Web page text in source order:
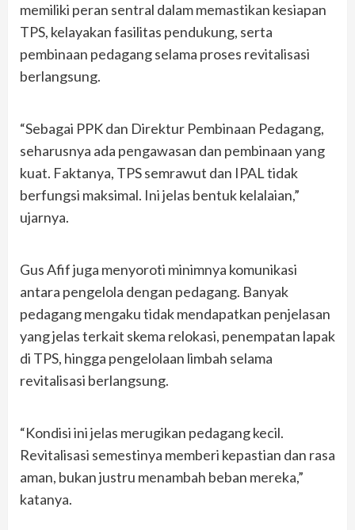
memiliki peran sentral dalam memastikan kesiapan
TPS, kelayakan fasilitas pendukung, serta
pembinaan pedagang selama proses revitalisasi
berlangsung.
“Sebagai PPK dan Direktur Pembinaan Pedagang,
seharusnya ada pengawasan dan pembinaan yang
kuat. Faktanya, TPS semrawut dan IPAL tidak
berfungsi maksimal. Ini jelas bentuk kelalaian,”
ujarnya.
Gus Afif juga menyoroti minimnya komunikasi
antara pengelola dengan pedagang. Banyak
pedagang mengaku tidak mendapatkan penjelasan
yang jelas terkait skema relokasi, penempatan lapak
di TPS, hingga pengelolaan limbah selama
revitalisasi berlangsung.
“Kondisi ini jelas merugikan pedagang kecil.
Revitalisasi semestinya memberi kepastian dan rasa
aman, bukan justru menambah beban mereka,”
katanya.